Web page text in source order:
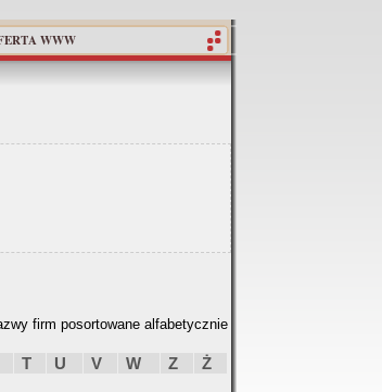
WWW
firm posortowane alfabetycznie
T U V W Z Ż